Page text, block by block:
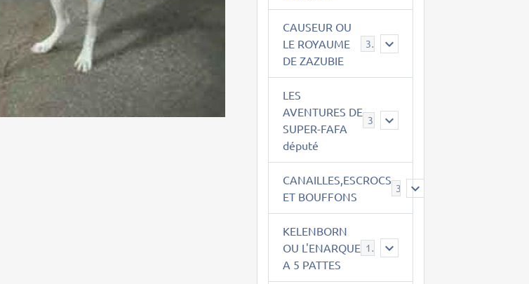
CAUSEUR OU
LE ROYAUME
DE ZAZUBIE
38
LES
AVENTURES DE
SUPER-FAFA
député
CANAILLES,ESCROCS
ET BOUFFONS
385
KELENBORN
OU L'ENARQUE
A 5 PATTES
14